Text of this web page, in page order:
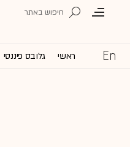
ראשי גלובס פיננסי